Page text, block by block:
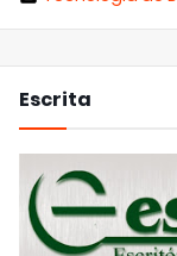
Escrita